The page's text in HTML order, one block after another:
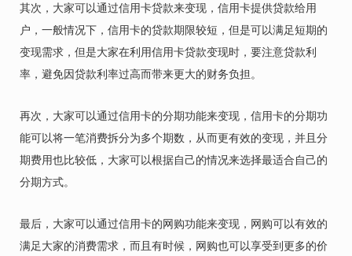
其次，大家可以通过信用卡贷款来变现，信用卡提供贷款给用
户，一般情况下，信用卡的贷款期限较短，但是可以满足短期的
变现需求，但是大家在利用信用卡贷款变现时，要注意贷款利
率，避免因贷款利率过高而带来更大的财务负担。
再次，大家可以通过信用卡的分期功能来变现，信用卡的分期功
能可以将一笔消费拆分为多个期数，从而更有效的变现，并且分
期费用也比较低，大家可以根据自己的情况来选择最适合自己的
分期方式。
最后，大家可以通过信用卡的网购功能来变现，网购可以有效的
满足大家的消费需求，而且有时候，网购也可以享受到更多的价